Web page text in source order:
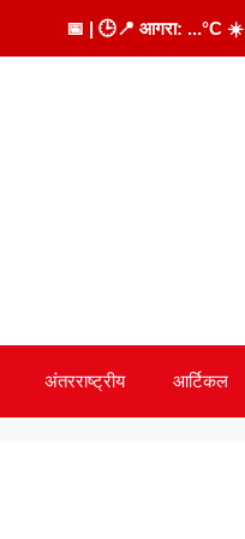
📅 | 🕒📍 आगरा: ...°C ☀️
अंतरराष्ट्रीय आर्टिकल